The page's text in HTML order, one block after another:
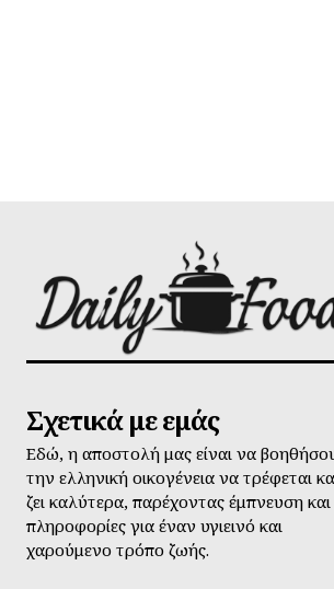
Σχετικά με εμάς
Εδώ, η αποστολή μας είναι να
την ελληνική οικογένεια να τρέφεται
ζει καλύτερα, παρέχοντας έμπνευση και
πληροφορίες για έναν υγιεινό και
χαρούμενο τρόπο ζωής.